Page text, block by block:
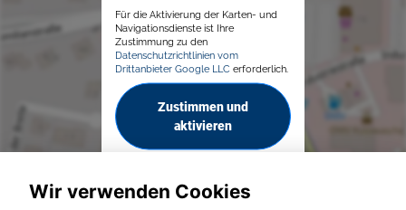
Für die Aktivierung der Karten- und
Navigationsdienste ist Ihre
Zustimmung zu den
Datenschutzrichtlinien vom
Drittanbieter Google LLC erforderlich.
Zustimmen und
aktivieren
Wir verwenden Cookies